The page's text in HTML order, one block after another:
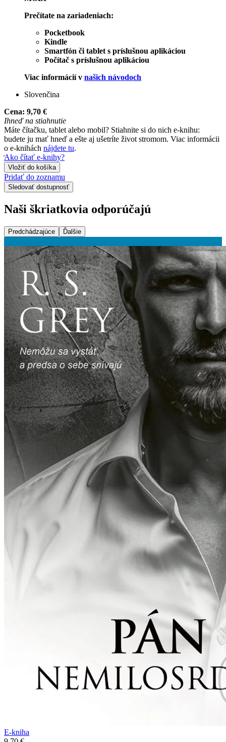
Prečítate na zariadeniach:
Pocketbook
Kindle
Smartfón či tablet s príslušnou aplikáciou
Počítač s príslušnou aplikáciou
Viac informácií v našich návodoch
Slovenčina
Cena: 9,70 €
Ihneď na stiahnutie
Máte čítačku, tablet alebo mobil? Stiahnite si do nich e-knihu:
budete ju mať hneď a ešte aj ušetríte život stromom. Viac informácii
o e-knihách nájdete tu.
Ako čítať e-knihy?
Vložiť do košíka
Pridať do zoznamu
Sledovať dostupnosť
Naši škriatkovia odporúčajú
Predchádzajúce Ďalšie
E-kniha